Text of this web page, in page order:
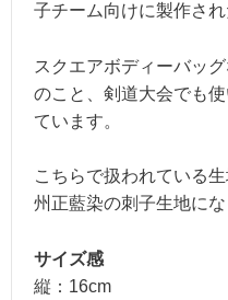
子チーム向けに製作さ
スクエアボディーバッ
のこと、剣道大会でも
ています。
こちらで扱われている
州正藍染の刺子生地にな
サイズ感
縦：16cm